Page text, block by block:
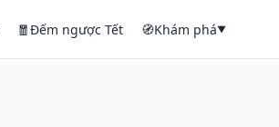
🧧Đếm ngược Tết 🧭Khám phá▼